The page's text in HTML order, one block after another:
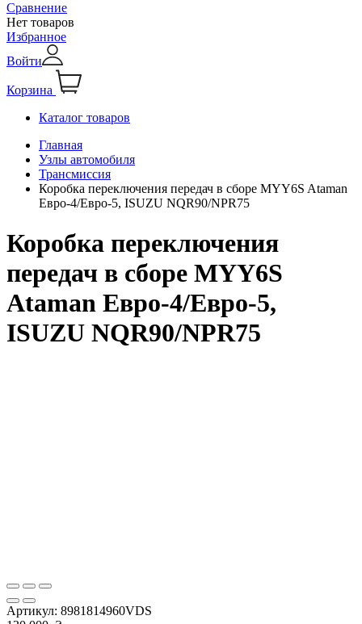
Сравнение
Нет товаров
Избранное
Войти
Корзина
Каталог товаров
Главная
Узлы автомобиля
Трансмиссия
Коробка переключения передач в сборе MYY6S Ataman
Евро-4/Евро-5, ISUZU NQR90/NPR75
Коробка переключения
передач в сборе MYY6S
Ataman Евро-4/Евро-5,
ISUZU NQR90/NPR75
Артикул: 8981814960VDS